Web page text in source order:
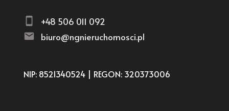
+48 506 011 092
biuro@ngnieruchomosci.pl
NIP: 8521340524 | REGON: 320373006